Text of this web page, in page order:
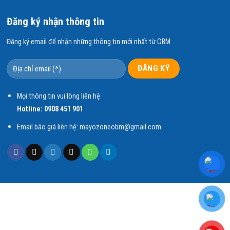
Đăng ký nhận thông tin
Đăng ký email để nhận những thông tin mới nhất từ OBM
Mọi thông tin vui lòng liên hệ
Hotline: 0908 451 901
Email báo giá liên hệ: mayozoneobm@gmail.com